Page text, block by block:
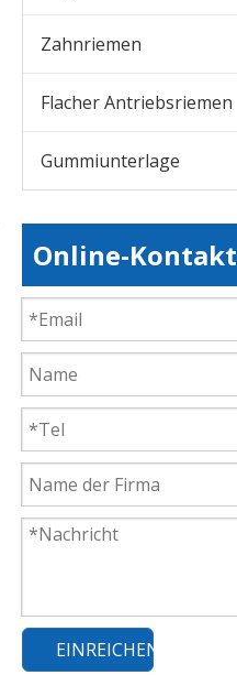
Zahnriemen
Flacher Antriebsriemen
Gummiunterlage
Online-Kontakt
EINREICHEN